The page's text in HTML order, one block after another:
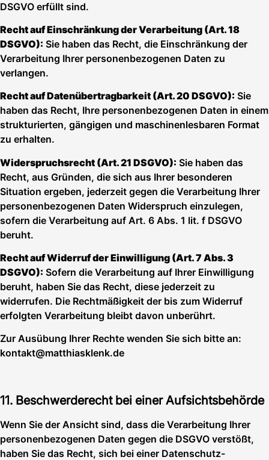
DSGVO erfüllt sind.
Recht auf Einschränkung der Verarbeitung (Art. 18
DSGVO): Sie haben das Recht, die Einschränkung der
Verarbeitung Ihrer personenbezogenen Daten zu
verlangen.
Recht auf Datenübertragbarkeit (Art. 20 DSGVO): Sie
haben das Recht, Ihre personenbezogenen Daten in einem
strukturierten, gängigen und maschinenlesbaren Format
zu erhalten.
Widerspruchsrecht (Art. 21 DSGVO): Sie haben das
Recht, aus Gründen, die sich aus Ihrer besonderen
Situation ergeben, jederzeit gegen die Verarbeitung Ihrer
personenbezogenen Daten Widerspruch einzulegen,
sofern die Verarbeitung auf Art. 6 Abs. 1 lit. f DSGVO
beruht.
Recht auf Widerruf der Einwilligung (Art. 7 Abs. 3
DSGVO): Sofern die Verarbeitung auf Ihrer Einwilligung
beruht, haben Sie das Recht, diese jederzeit zu
widerrufen. Die Rechtmäßigkeit der bis zum Widerruf
erfolgten Verarbeitung bleibt davon unberührt.
Zur Ausübung Ihrer Rechte wenden Sie sich bitte an:
kontakt@matthiasklenk.de
11. Beschwerderecht bei einer Aufsichtsbehörde
Wenn Sie der Ansicht sind, dass die Verarbeitung Ihrer
personenbezogenen Daten gegen die DSGVO verstößt,
haben Sie das Recht, sich bei einer Datenschutz-